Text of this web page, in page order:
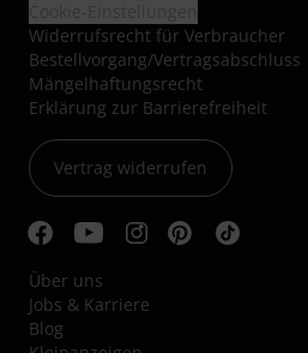
Widerrufsrecht für Verbraucher
Bestellvorgang/Vertragsabschluss
Mängelhaftungsrecht
Erklärung zur Barrierefreiheit
Vertrag widerrufen
Über uns
Jobs & Karriere
Blog